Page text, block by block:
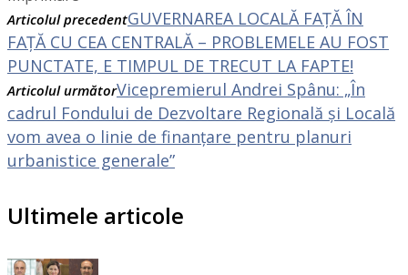
Articolul precedentGUVERNAREA LOCALĂ FAȚĂ ÎN
FAȚĂ CU CEA CENTRALĂ – PROBLEMELE AU FOST
PUNCTATE, E TIMPUL DE TRECUT LA FAPTE!
Articolul următorVicepremierul Andrei Spânu: „În
cadrul Fondului de Dezvoltare Regională și Locală
vom avea o linie de finanțare pentru planuri
urbanistice generale”
Ultimele articole